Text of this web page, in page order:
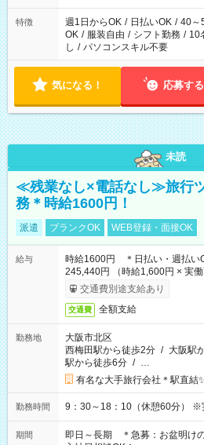
特徴 週1日からOK / 日払いOK / 40～
OK / 服装自由 / シフト勤務 / 10
し / パソコンスキル不要
気になる！ 応募する
未読
≪残業なし×電話なし≫旅行
務＊時給1600円！
派遣 ブランクOK WEB登録・面接OK
給与
時給1600円 ＊日払い・週払
245,440円 （時給1,600円 × 実働
交通費別途支給あり
交通費 全額支給
勤務地
大阪市北区
西梅田駅から徒歩2分 / 大阪駅
駅から徒歩6分 / …
有名な大手旅行会社＊駅直結
勤務時間 9：30～18：10（休憩60分） ※
期間
即日～長期 ＊急募：お盆明け